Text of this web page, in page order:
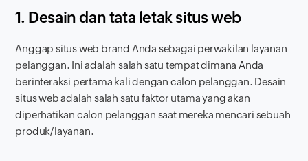
1. Desain dan tata letak situs web
Anggap situs web brand Anda sebagai perwakilan layanan
pelanggan. Ini adalah salah satu tempat dimana Anda
berinteraksi pertama kali dengan calon pelanggan. Desain
situs web adalah salah satu faktor utama yang akan
diperhatikan calon pelanggan saat mereka mencari sebuah
produk/layanan.